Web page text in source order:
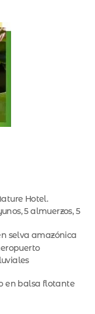
Hotel.
5 almuerzos, 5
selva amazónica
en balsa flotante